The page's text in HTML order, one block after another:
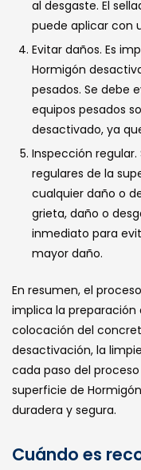
al desgaste. El
puede aplicar con
Evitar daños. Es
Hormigón
pesados. Se debe
equipos pesados
desactivado, ya
Inspección
regulares de la
cualquier daño o
grieta, daño o
inmediato para
mayor daño.
En resumen, el
implica la preparación
colocación del
desactivación, la
cada paso del
superficie de
duradera y segura.
Cuándo es